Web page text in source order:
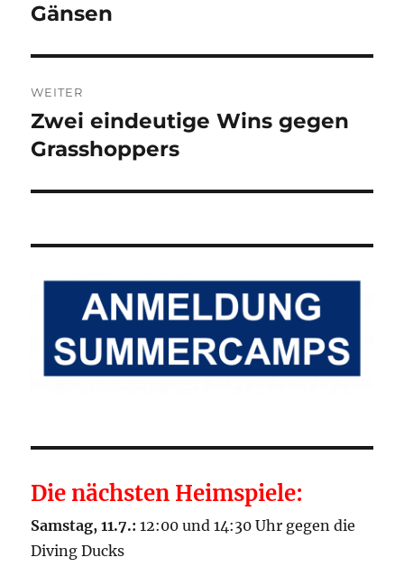
Gänsen
WEITER
Nächster
Beitrag:
Zwei eindeutige Wins gegen
Grasshoppers
Die nächsten Heimspiele:
Samstag, 11.7.: 12:00 und 14:30 Uhr gegen die
Diving Ducks